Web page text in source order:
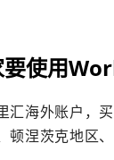
使用
汇海外账户，
顿涅茨克地区